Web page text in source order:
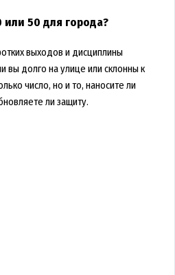
или 50 для города?
выходов и дисциплины
вы долго на улице или склонны к
число, но и то, наносите ли
ли защиту.